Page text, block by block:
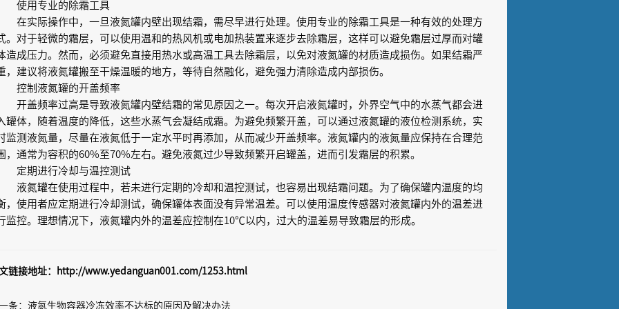
用专业的除霜工具
实际操作中，一旦液氮罐内壁出现结霜，需尽早进行处理。使用专业的除霜工具是一种有效的处理方
。对于轻微的霜层，可以使用温和的热风机或电加热装置来逐步去除霜层，这样可以避免霜层过厚而对罐
造成压力。然而，必须避免直接用热水或高温工具去除霜层，以免对液氮罐的材质造成损伤。如果结霜严
，建议将液氮罐搬至干燥温暖的地方，等待自然融化，避免强力清除造成内部损伤。
制液氮罐的开盖频率
盖频率过高是导致液氮罐内壁结霜的常见原因之一。每次开启液氮罐时，外界空气中的水蒸气都会进
罐体，随着温度的降低，这些水蒸气会凝结成霜。为避免频繁开盖，可以通过液氮罐的液位检测系统，实
监测液氮量，尽量在液氮低于一定水平时再添加，从而减少开盖频率。液氮罐内的液氮量应保持在合理范
，通常为容积的60%至70%左右。避免液氮过少导致频繁开启罐盖，进而引发霜层的积累。
期进行冷却与温控测试
氮罐在使用过程中，若未进行定期的冷却和温控测试，也容易出现结霜问题。为了确保罐内温度的均
，使用者应定期进行冷却测试，确保罐体表面没有异常温差。可以使用温度传感器对液氮罐内外的温差进
监控。理想情况下，液氮罐内外的温差应控制在10℃以内，过大的温差易导致霜层的形成。
链接地址： http://www.yedanguan001.com/1253.html
条： 液氮生物容器冷冻效率不达标的原因及解决办法